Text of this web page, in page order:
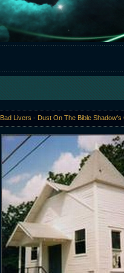
Bad Livers - Dust On The Bible